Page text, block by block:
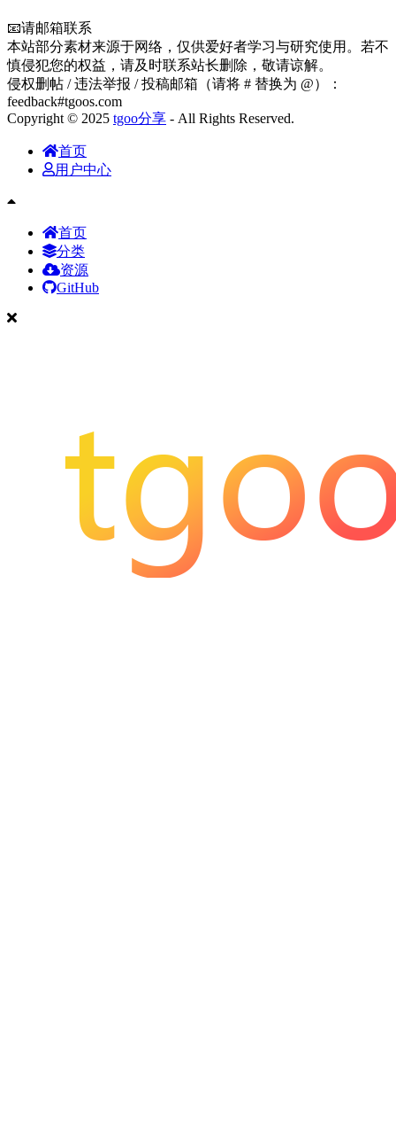
📧请邮箱联系
本站部分素材来源于网络，仅供爱好者学习与研究使用。若不
慎侵犯您的权益，请及时联系站长删除，敬请谅解。
侵权删帖 / 违法举报 / 投稿邮箱（请将 # 替换为 @）：
feedback#tgoos.com
Copyright © 2025 tgoo分享 - All Rights Reserved.
首页
用户中心
首页
分类
资源
GitHub